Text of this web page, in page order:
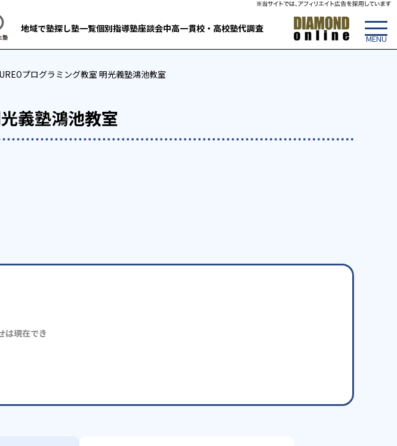
地域で塾探し塾一覧個別指導塾座談会中高一貫校・高校塾代調査
プログラミング教室 明光義塾鴻池教室
義塾鴻池教室
は現在でき